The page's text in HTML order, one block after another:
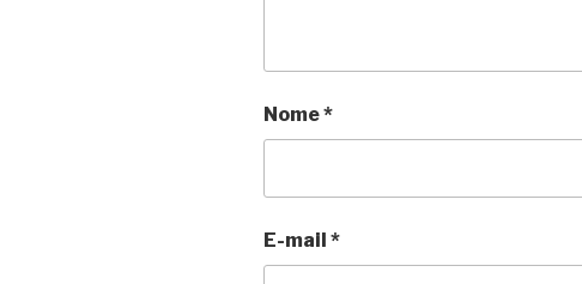
Nome*
E-mail *